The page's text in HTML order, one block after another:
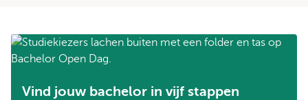
Vind jouw bachelor in vijf stappen